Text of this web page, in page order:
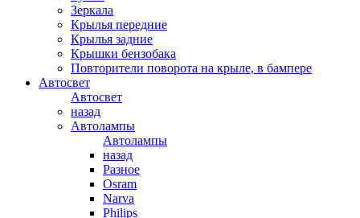
Зеркала
Крылья передние
Крылья задние
Крышки бензобака
Повторители поворота на крыле, в бампере
Автосвет
Автосвет
назад
Автолампы
Автолампы
назад
Разное
Osram
Narva
Philips